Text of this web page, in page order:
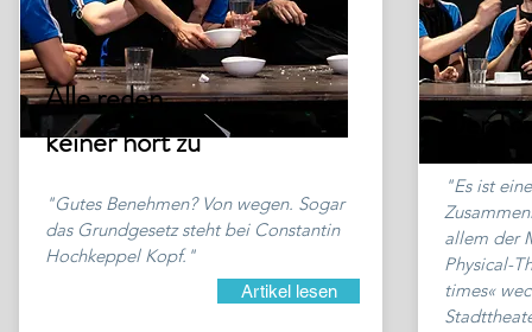
Alle reden,
keiner hört zu
"Gutes Benehmen? Von wegen. Sogar
das Grundgesetz steht bei Constantin
Hochkeppel Kopf."
Artikel lesen
Der
"Es ist
allem der
Physical-
times«